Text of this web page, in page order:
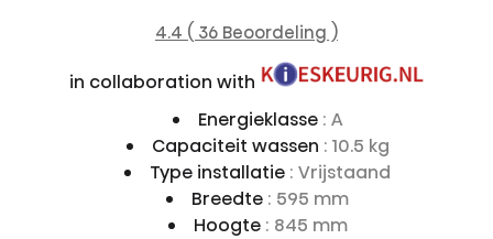
4.4 ( 36 Beoordeling )
in collaboration with
Energieklasse : A
Capaciteit wassen : 10.5 kg
Type installatie : Vrijstaand
Breedte : 595 mm
Hoogte : 845 mm